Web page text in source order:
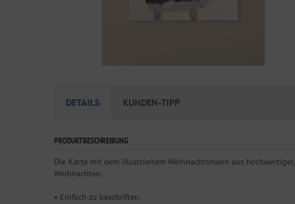
DETAILS KUNDEN-TIPP
PRODUKTBESCHREIBUNG
Die Karte mit dem illustriertem Weihnachtsmann aus
Weihnachten.
• Einfach zu beschriften